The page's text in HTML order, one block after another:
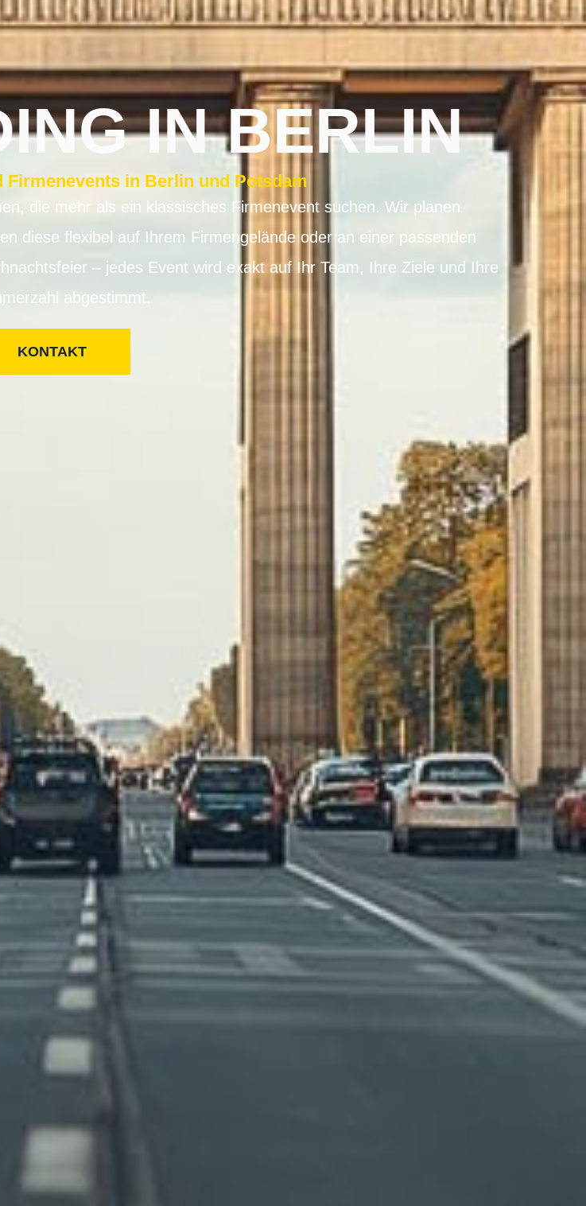
IN BERLIN
Firmenevents in Berlin und Potsdam
die mehr als ein klassisches Firmenevent suchen. Wir planen
diese flexibel auf Ihrem Firmengelände oder an einer passenden
– jedes Event wird exakt auf Ihr Team, Ihre Ziele und Ihre
abgestimmt.
KONTAKT